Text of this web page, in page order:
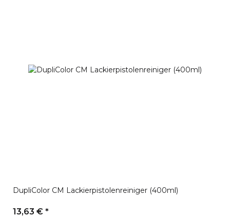
DupliColor CM Lackierpistolenreiniger (400ml)
13,63 € *